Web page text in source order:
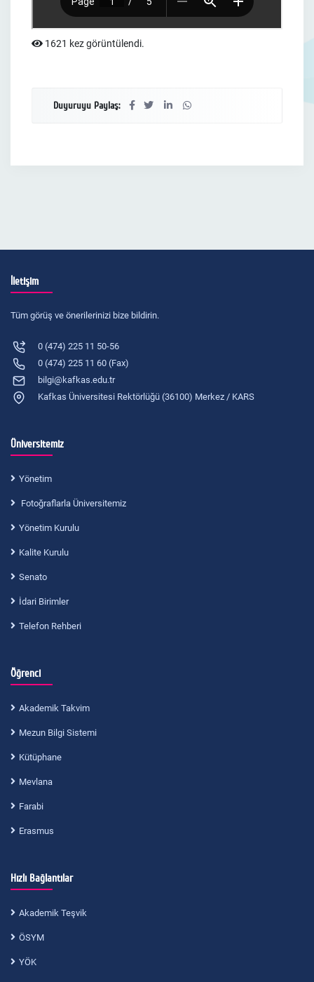
1621 kez görüntülendi.
Duyuruyu Paylaş:
İletişim
Tüm görüş ve önerilerinizi bize bildirin.
0 (474) 225 11 50-56
0 (474) 225 11 60 (Fax)
bilgi@kafkas.edu.tr
Kafkas Üniversitesi Rektörlüğü (36100) Merkez / KARS
Üniversitemiz
Yönetim
Fotoğraflarla Üniversitemiz
Yönetim Kurulu
Kalite Kurulu
Senato
İdari Birimler
Telefon Rehberi
Öğrenci
Akademik Takvim
Mezun Bilgi Sistemi
Kütüphane
Mevlana
Farabi
Erasmus
Hızlı Bağlantılar
Akademik Teşvik
ÖSYM
YÖK